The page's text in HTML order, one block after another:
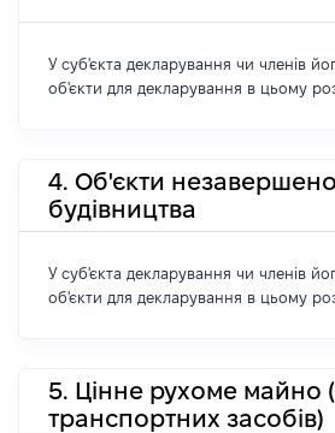
У суб'єкта декларування чи членів
об'єкти для декларування в цьому
4. Об'єкти
будівництва
У суб'єкта декларування чи членів
об'єкти для декларування в цьому
5. Цінне рухоме майно
транспортних засобів)